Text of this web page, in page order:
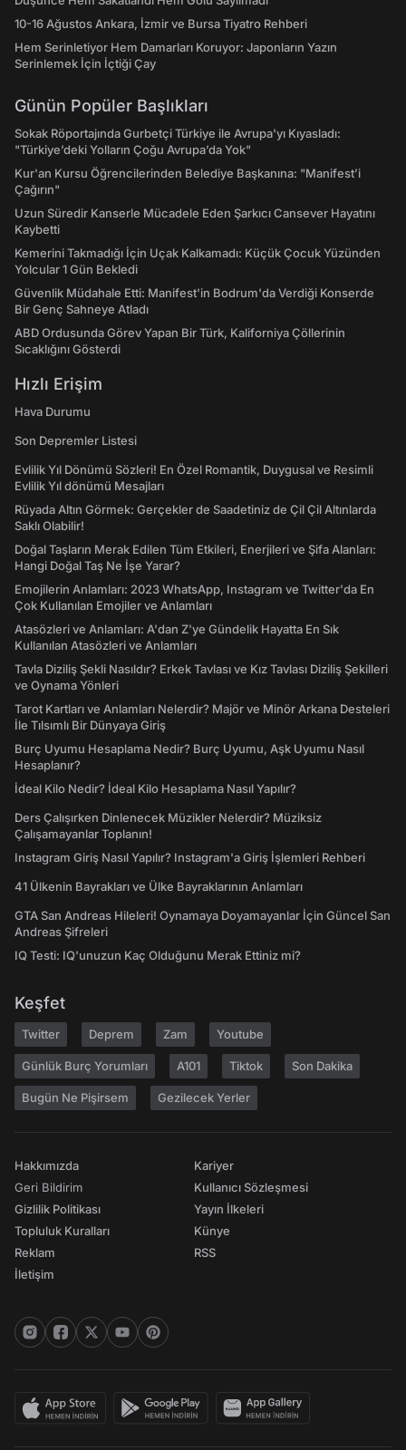
10-16 Ağustos Ankara, İzmir ve Bursa Tiyatro Rehberi
Hem Serinletiyor Hem Damarları Koruyor: Japonların Yazın
Serinlemek İçin İçtiği Çay
Günün Popüler Başlıkları
Sokak Röportajında Gurbetçi Türkiye ile Avrupa'yı Kıyasladı:
"Türkiye’deki Yolların Çoğu Avrupa’da Yok"
Kur'an Kursu Öğrencilerinden Belediye Başkanına: "Manifest’i
Çağırın"
Uzun Süredir Kanserle Mücadele Eden Şarkıcı Cansever Hayatını
Kaybetti
Kemerini Takmadığı İçin Uçak Kalkamadı: Küçük Çocuk Yüzünden
Yolcular 1 Gün Bekledi
Güvenlik Müdahale Etti: Manifest'in Bodrum'da Verdiği Konserde
Bir Genç Sahneye Atladı
ABD Ordusunda Görev Yapan Bir Türk, Kaliforniya Çöllerinin
Sıcaklığını Gösterdi
Hızlı Erişim
Hava Durumu
Son Depremler Listesi
Evlilik Yıl Dönümü Sözleri! En Özel Romantik, Duygusal ve Resimli
Evlilik Yıl dönümü Mesajları
Rüyada Altın Görmek: Gerçekler de Saadetiniz de Çil Çil Altınlarda
Saklı Olabilir!
Doğal Taşların Merak Edilen Tüm Etkileri, Enerjileri ve Şifa Alanları:
Hangi Doğal Taş Ne İşe Yarar?
Emojilerin Anlamları: 2023 WhatsApp, Instagram ve Twitter'da En
Çok Kullanılan Emojiler ve Anlamları
Atasözleri ve Anlamları: A'dan Z'ye Gündelik Hayatta En Sık
Kullanılan Atasözleri ve Anlamları
Tavla Diziliş Şekli Nasıldır? Erkek Tavlası ve Kız Tavlası Diziliş Şekilleri
ve Oynama Yönleri
Tarot Kartları ve Anlamları Nelerdir? Majör ve Minör Arkana Desteleri
İle Tılsımlı Bir Dünyaya Giriş
Burç Uyumu Hesaplama Nedir? Burç Uyumu, Aşk Uyumu Nasıl
Hesaplanır?
İdeal Kilo Nedir? İdeal Kilo Hesaplama Nasıl Yapılır?
Ders Çalışırken Dinlenecek Müzikler Nelerdir? Müziksiz
Çalışamayanlar Toplanın!
Instagram Giriş Nasıl Yapılır? Instagram'a Giriş İşlemleri Rehberi
41 Ülkenin Bayrakları ve Ülke Bayraklarının Anlamları
GTA San Andreas Hileleri! Oynamaya Doyamayanlar İçin Güncel San
Andreas Şifreleri
IQ Testi: IQ'unuzun Kaç Olduğunu Merak Ettiniz mi?
Keşfet
Twitter Deprem Zam Youtube
Günlük Burç Yorumları A101 Tiktok Son Dakika
Bugün Ne Pişirsem Gezilecek Yerler
Hakkımızda
Geri Bildirim
Gizlilik Politikası
Topluluk Kuralları
Reklam
İletişim
Kariyer
Kullanıcı Sözleşmesi
Yayın İlkeleri
Künye
RSS